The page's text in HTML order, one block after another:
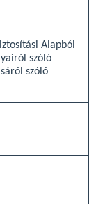
Alapból
szóló
szóló